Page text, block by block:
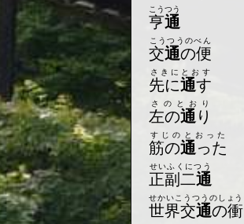
亨通
こうつう
交通の便
こうつうのべん
先に通す
さきにとおす
左の通 り
さのとおり
筋の通 った
すじのとおった
正副二通
せいふくにつう
世界交通の衝
せかいこうつうのしょう